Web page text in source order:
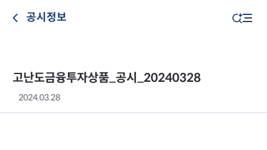
공시정보
고난도금융투자상품_공시_20240328
2024.03.28